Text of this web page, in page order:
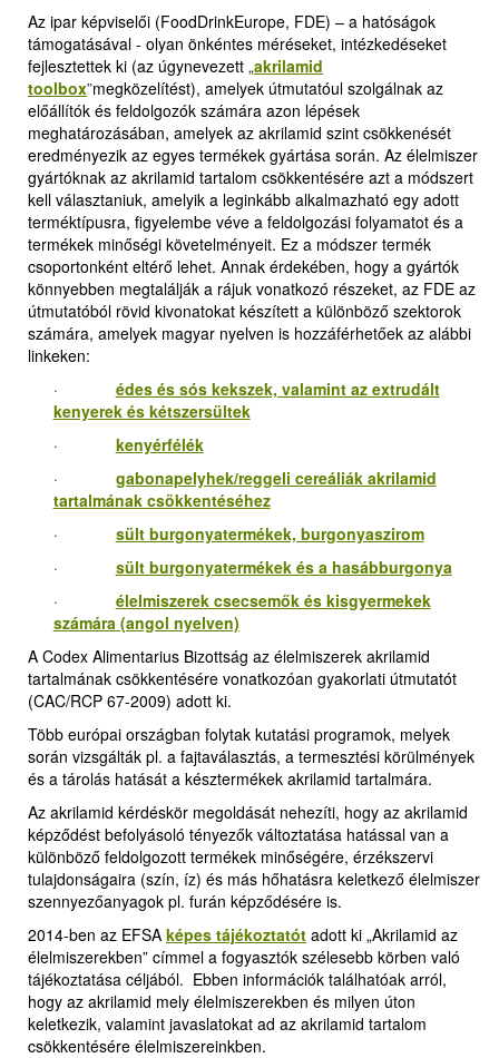
Az ipar képviselői (FoodDrinkEurope, FDE) – a hatóságok
támogatásával - olyan önkéntes méréseket, intézkedéseket
fejlesztettek ki (az úgynevezett „akrilamid
toolbox”megközelítést), amelyek útmutatóul szolgálnak az
előállítók és feldolgozók számára azon lépések
meghatározásában, amelyek az akrilamid szint csökkenését
eredményezik az egyes termékek gyártása során. Az élelmiszer
gyártóknak az akrilamid tartalom csökkentésére azt a módszert
kell választaniuk, amelyik a leginkább alkalmazható egy adott
terméktípusra, figyelembe véve a feldolgozási folyamatot és a
termékek minőségi követelményeit. Ez a módszer termék
csoportonként eltérő lehet. Annak érdekében, hogy a gyártók
könnyebben megtalálják a rájuk vonatkozó részeket, az FDE az
útmutatóból rövid kivonatokat készített a különböző szektorok
számára, amelyek magyar nyelven is hozzáférhetőek az alábbi
linkeken:
· édes és sós kekszek, valamint az extrudált
kenyerek és kétszersültek
· kenyérfélék
· gabonapelyhek/reggeli cereáliák akrilamid
tartalmának csökkentéséhez
· sült burgonyatermékek, burgonyaszirom
· sült burgonyatermékek és a hasábburgonya
· élelmiszerek csecsemők és kisgyermekek
számára (angol nyelven)
A Codex Alimentarius Bizottság az élelmiszerek akrilamid
tartalmának csökkentésére vonatkozóan gyakorlati útmutatót
(CAC/RCP 67-2009) adott ki.
Több európai országban folytak kutatási programok, melyek
során vizsgálták pl. a fajtaválasztás, a termesztési körülmények
és a tárolás hatását a késztermékek akrilamid tartalmára.
Az akrilamid kérdéskör megoldását nehezíti, hogy az akrilamid
képződést befolyásoló tényezők változtatása hatással van a
különböző feldolgozott termékek minőségére, érzékszervi
tulajdonságaira (szín, íz) és más hőhatásra keletkező élelmiszer
szennyezőanyagok pl. furán képződésére is.
2014-ben az EFSA képes tájékoztatót adott ki „Akrilamid az
élelmiszerekben” címmel a fogyasztók szélesebb körben való
tájékoztatása céljából. Ebben információk találhatóak arról,
hogy az akrilamid mely élelmiszerekben és milyen úton
keletkezik, valamint javaslatokat ad az akrilamid tartalom
csökkentésére élelmiszereinkben.